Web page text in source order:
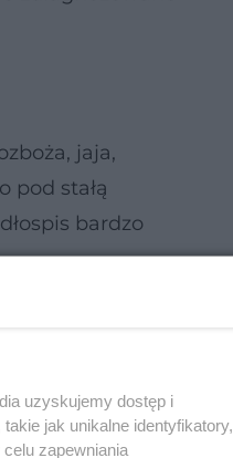
jaja,
pod stałą
bardzo
uzyskujemy dostęp i
jak unikalne identyfikatory,
zapewniania